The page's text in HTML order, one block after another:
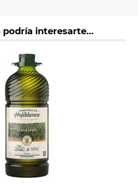
podría interesarte...